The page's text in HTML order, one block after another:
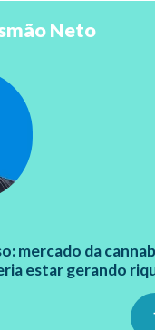
Neto
mercado da
estar gerando